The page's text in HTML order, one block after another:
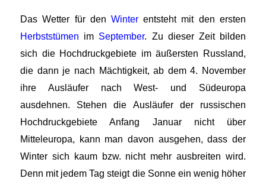
Das Wetter für den Winter entsteht mit den ersten
Herbststümen im September. Zu dieser Zeit bilden
sich die Hochdruckgebiete im äußersten Russland,
die dann je nach Mächtigkeit, ab dem 4. November
ihre Ausläufer nach West- und Südeuropa
ausdehnen. Stehen die Ausläufer der russischen
Hochdruckgebiete Anfang Januar nicht über
Mitteleuropa, kann man davon ausgehen, dass der
Winter sich kaum bzw. nicht mehr ausbreiten wird.
Denn mit jedem Tag steigt die Sonne ein wenig höher